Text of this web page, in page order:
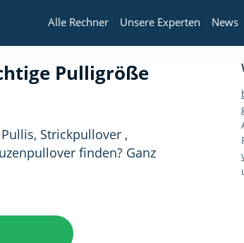
Alle Rechner Unsere Experten News
Pulligröße
Strickpullover ,
finden? Ganz